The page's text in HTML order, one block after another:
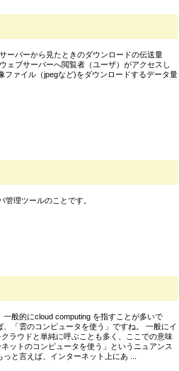
ーバーから見たときのダウンロードの伝送量
ェブサーバーへ閲覧者（ユーザ）がアクセスし
ファイル（jpegなど)をダウンロードするデータ量
管理ツールのことです。
一般的にcloud computing を指すことが多いで
、「雲のコンピュータを使う」ですね。 一般にイ
ラウドと単純に呼ぶことも多く、ここでの意味
ットのコンピュータを使う」というニュアンス
っと言えば、インターネット上にあ ...